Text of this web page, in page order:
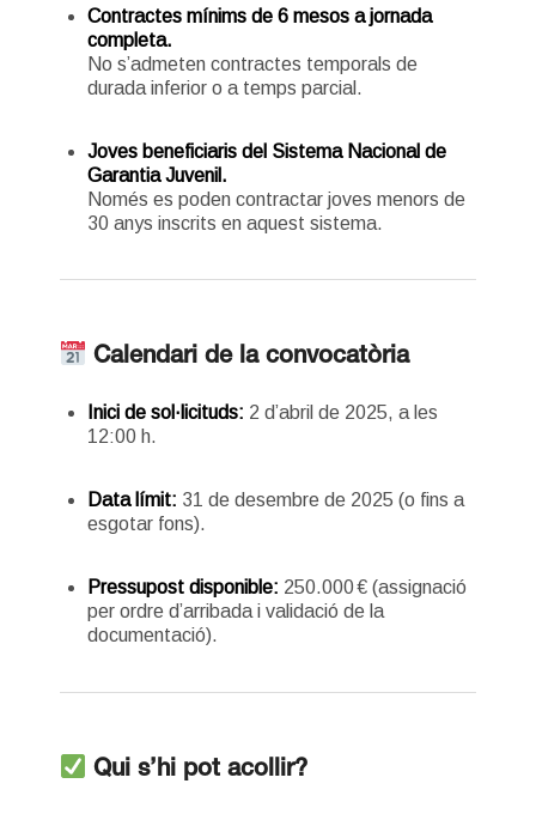
Contractes mínims de 6 mesos a jornada
completa.
No s’admeten contractes temporals de
durada inferior o a temps parcial.
Joves beneficiaris del Sistema Nacional de
Garantia Juvenil.
Només es poden contractar joves menors de
30 anys inscrits en aquest sistema.
Calendari de la convocatòria
Inici de sol·licituds: 2 d’abril de 2025, a les
12:00 h.
Data límit: 31 de desembre de 2025 (o fins a
esgotar fons).
Pressupost disponible: 250.000 € (assignació
per ordre d’arribada i validació de la
documentació).
Qui s’hi pot acollir?